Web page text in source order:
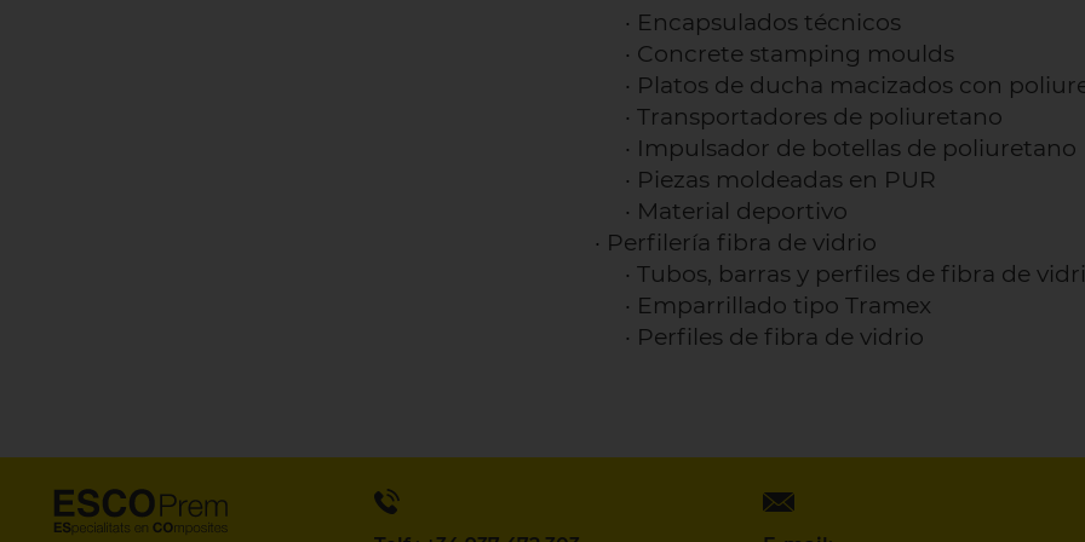
· Encapsulados técnicos
· Concrete stamping moulds
· Platos de ducha macizados con
· Transportadores de poliuretano
· Impulsador de botellas de poliuretano
· Piezas moldeadas en PUR
· Material deportivo
· Perfilería fibra de vidrio
· Tubos, barras y perfiles de fibra de
· Emparrillado tipo Tramex
· Perfiles de fibra de vidrio